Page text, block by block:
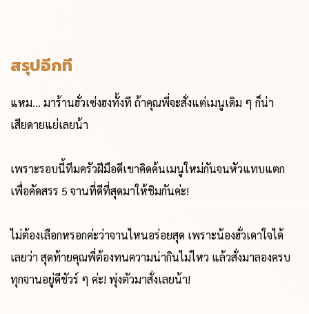
สรุปอีกที
แหม... มาร้านฮั่วเซ่งฮงทั้งที ถ้าคุณพี่จะสั่งแต่เมนูเดิม ๆ ก็น่า
เสียดายแย่เลยน้า
เพราะรอบนี้ทีมครัวฝีมือดีเขาคิดค้นเมนูใหม่กันจนหัวแทบแตก
เพื่อคัดสรร 5 จานที่ดีที่สุดมาให้ชิมกันค่ะ!
ไม่ต้องเลือกหรอกค่ะว่าจานไหนอร่อยสุด เพราะน้องฮั่วเดาใจได้
เลยว่า สุดท้ายคุณพี่ต้องทนความน่ากินไม่ไหว แล้วสั่งมาลองครบ
ทุกจานอยู่ดีชัวร์ ๆ ค่ะ! พุ่งตัวมาสั่งเลยน้า!